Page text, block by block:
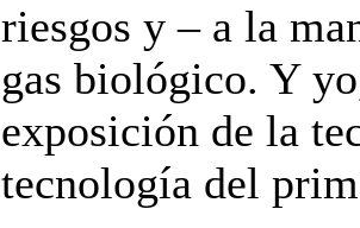
riesgos y – a la
gas biológico. Y
exposición de la
tecnología del